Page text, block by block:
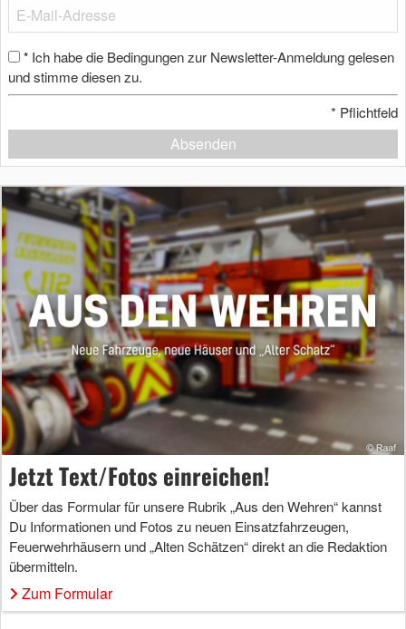
* Ich habe die Bedingungen zur Newsletter-Anmeldung gelesen
und stimme diesen zu.
* Pflichtfeld
Absenden
Jetzt Text/Fotos einreichen!
Über das Formular für unsere Rubrik „Aus den Wehren“ kannst
Du Informationen und Fotos zu neuen Einsatzfahrzeugen,
Feuerwehrhäusern und „Alten Schätzen“ direkt an die Redaktion
übermitteln.
Zum Formular